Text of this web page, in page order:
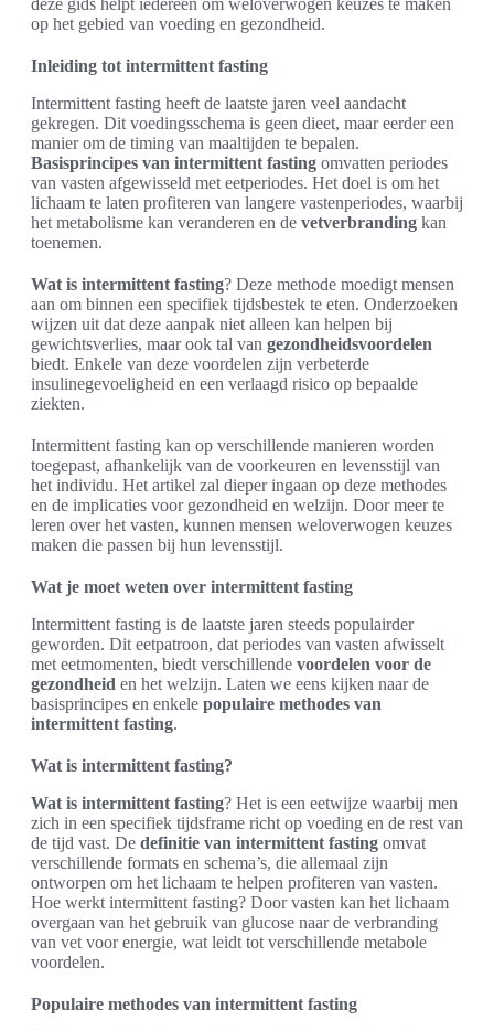
deze gids helpt iedereen om weloverwogen keuzes te maken
op het gebied van voeding en gezondheid.
Inleiding tot intermittent fasting
Intermittent fasting heeft de laatste jaren veel aandacht
gekregen. Dit voedingsschema is geen dieet, maar eerder een
manier om de timing van maaltijden te bepalen.
Basisprincipes van intermittent fasting omvatten periodes
van vasten afgewisseld met eetperiodes. Het doel is om het
lichaam te laten profiteren van langere vastenperiodes, waarbij
het metabolisme kan veranderen en de vetverbranding kan
toenemen.
Wat is intermittent fasting? Deze methode moedigt mensen
aan om binnen een specifiek tijdsbestek te eten. Onderzoeken
wijzen uit dat deze aanpak niet alleen kan helpen bij
gewichtsverlies, maar ook tal van gezondheidsvoordelen
biedt. Enkele van deze voordelen zijn verbeterde
insulinegevoeligheid en een verlaagd risico op bepaalde
ziekten.
Intermittent fasting kan op verschillende manieren worden
toegepast, afhankelijk van de voorkeuren en levensstijl van
het individu. Het artikel zal dieper ingaan op deze methodes
en de implicaties voor gezondheid en welzijn. Door meer te
leren over het vasten, kunnen mensen weloverwogen keuzes
maken die passen bij hun levensstijl.
Wat je moet weten over intermittent fasting
Intermittent fasting is de laatste jaren steeds populairder
geworden. Dit eetpatroon, dat periodes van vasten afwisselt
met eetmomenten, biedt verschillende voordelen voor de
gezondheid en het welzijn. Laten we eens kijken naar de
basisprincipes en enkele populaire methodes van
intermittent fasting.
Wat is intermittent fasting?
Wat is intermittent fasting? Het is een eetwijze waarbij men
zich in een specifiek tijdsframe richt op voeding en de rest van
de tijd vast. De definitie van intermittent fasting omvat
verschillende formats en schema’s, die allemaal zijn
ontworpen om het lichaam te helpen profiteren van vasten.
Hoe werkt intermittent fasting? Door vasten kan het lichaam
overgaan van het gebruik van glucose naar de verbranding
van vet voor energie, wat leidt tot verschillende metabole
voordelen.
Populaire methodes van intermittent fasting